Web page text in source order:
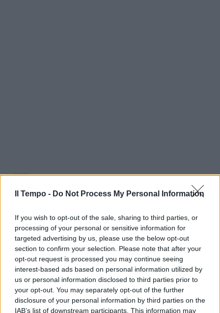
Il Tempo - Do Not Process My Personal Information
If you wish to opt-out of the sale, sharing to third parties, or
processing of your personal or sensitive information for
targeted advertising by us, please use the below opt-out
section to confirm your selection. Please note that after your
opt-out request is processed you may continue seeing
interest-based ads based on personal information utilized by
us or personal information disclosed to third parties prior to
your opt-out. You may separately opt-out of the further
disclosure of your personal information by third parties on the
IAB’s list of downstream participants. This information may